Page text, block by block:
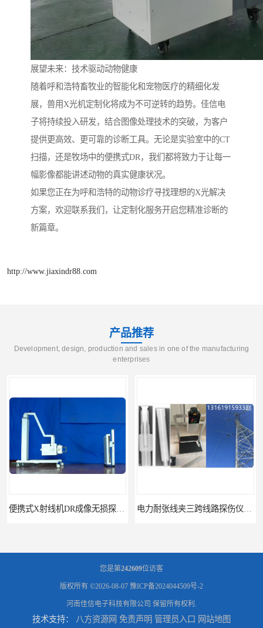
展望未来：技术驱动动物健康
随着呼和浩特畜牧业的智能化和宠物医疗的精细化发
展，兽用X光机定制化将成为不可逆转的趋势。佳信电
子将持续投入研发，结合图像处理技术的突破，为客户
提供更高效、更可靠的诊断工具。无论是实验室中的CT
扫描，还是牧场中的便携式DR，我们都将致力于让每一
幅影像都能讲述动物的真实健康状况。
如果您正在为呼和浩特的动物诊疗寻找理想的X光解决
方案，欢迎联系我们，让定制化服务开启您精准诊断的
新篇章。
http://www.jiaxindr88.com
产品推荐
Development, design, production and sales in one of the manufacturing
enterprises
便携式X射线机DR成像无损探伤检测系统 电力耐张线夹三跨线路探伤仪X射线机DR成像检测系统
您是第242609位访客
版权所有 ©2026-08-07 豫ICP备2024044509号-2
河南佳信电子科技有限公司 保留所有权利.
技术支持： 八方资源网 免责声明 管理员入口 网站地图